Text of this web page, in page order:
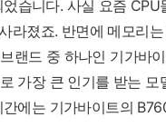
습니다. 사실 요즘 CPU
라졌죠. 반면에 메모리
랜드 중 하나인 기가바
가장 큰 인기를 받는 모
에는 기가바이트의